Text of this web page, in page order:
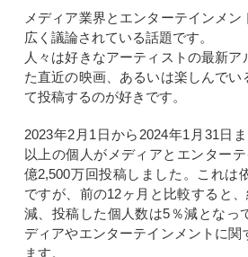
メディア業界とエンターテインメ
広く議論されている話題です。
人々は好きなアーティストの最新ア
た直近の映画、あるいは楽しんでい
て投稿するのが好きです。
2023年2月1日から2024年1月31日
以上の個人がメディアとエンター
億2,500万回投稿しました。これは
ですが、前の12ヶ月と比較すると
減、投稿した個人数は5％減となっ
ディアやエンターテインメントに関
ます。